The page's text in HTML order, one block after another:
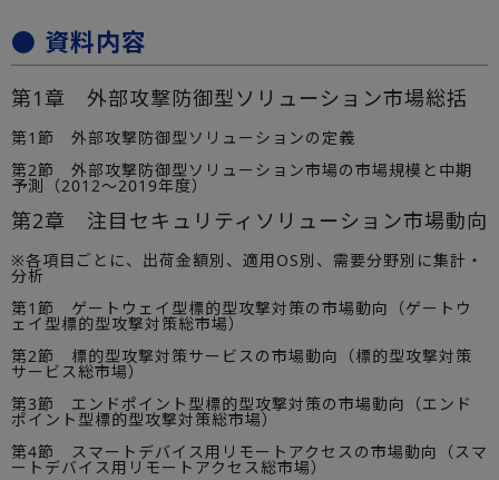
● 資料内容
第1章 外部攻撃防御型ソリューション市場総括
第1節 外部攻撃防御型ソリューションの定義
第2節 外部攻撃防御型ソリューション市場の市場規模と中期
予測（2012～2019年度）
第2章 注目セキュリティソリューション市場動向
※各項目ごとに、出荷金額別、適用OS別、需要分野別に集計・
分析
第1節 ゲートウェイ型標的型攻撃対策の市場動向（ゲートウ
ェイ型標的型攻撃対策総市場）
第2節 標的型攻撃対策サービスの市場動向（標的型攻撃対策
サービス総市場）
第3節 エンドポイント型標的型攻撃対策の市場動向（エンド
ポイント型標的型攻撃対策総市場）
第4節 スマートデバイス用リモートアクセスの市場動向（スマ
ートデバイス用リモートアクセス総市場）